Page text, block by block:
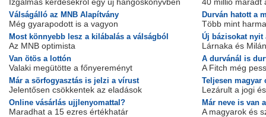
Válságálló az MNB Alapítvány
Még gyarapodott is a vagyon
Most könnyebb lesz a kilábalás a válságból
Az MNB optimista
Van ötös a lottón
Valaki megütötte a főnyereményt
Már a sörfogyasztás is jelzi a vírust
Jelentősen csökkentek az eladások
Online vásárlás ujjlenyomattal?
Maradhat a 15 ezres értékhatár
Durván hatott a
Több mint
Új bázisokat nyit
Lárnaka és
A durvánál is
A Fitch még
Teljesen magyar
Lezárult a jogi
Már neve is van
A magyarok és